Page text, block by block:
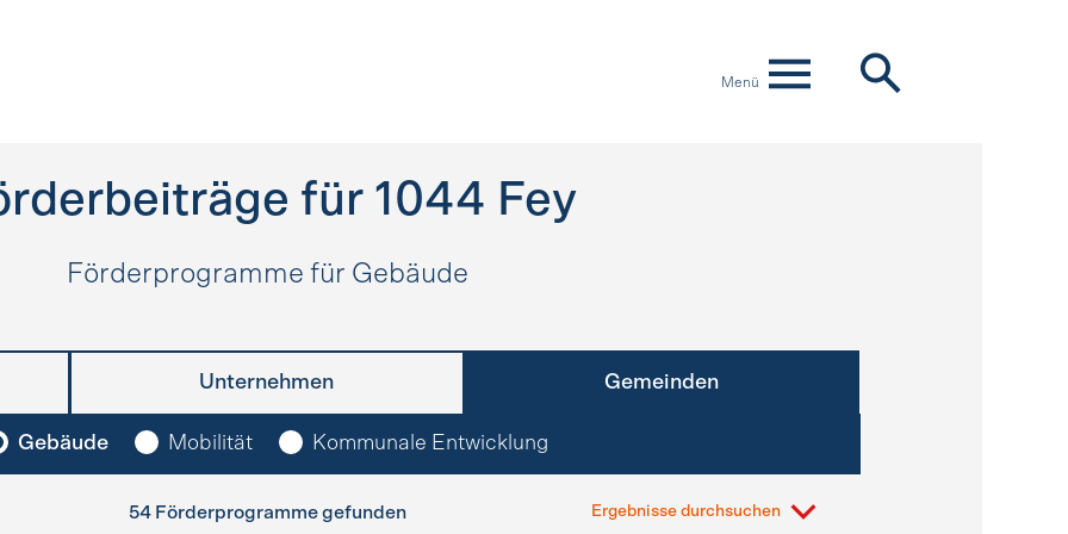
Menü
für 1044 Fey
Förderprogramme für Gebäude
Unternehmen Gemeinden
Gebäude Mobilität Kommunale Entwicklung
54 Förderprogramme gefunden Ergebnisse durchsuchen